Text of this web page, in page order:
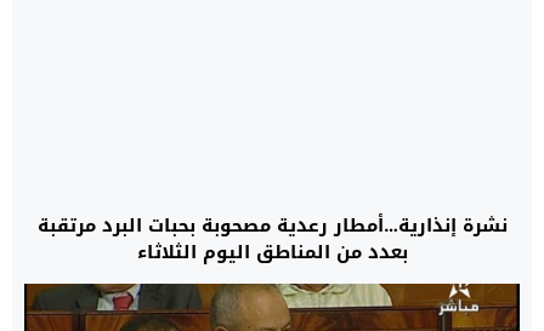
نشرة إنذارية…أمطار رعدية مصحوبة بحبات البرد مرتقبة
بعدد من المناطق اليوم الثلاثاء